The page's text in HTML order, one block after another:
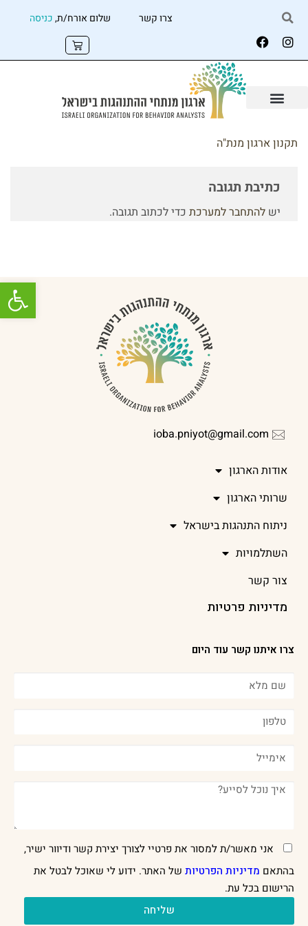
צרו קשר שלום אורח/ת,כניסה
תקנון ארגון מנת"ה
כתיבת תגובה
יש להתחבר למערכת כדי לכתוב תגובה.
ioba.pniyot@gmail.com
אודות הארגון
שרותי הארגון
ניתוח התנהגות בישראל
השתלמויות
צור קשר
מדיניות פרטיות
צרו איתנו קשר עוד היום
אני מאשר/ת למסור את פרטיי לצורך יצירת קשר ודיוור ישיר,
בהתאם מדיניות הפרטיות של האתר. ידוע לי שאוכל לבטל את
הרישום בכל עת.
שליחה